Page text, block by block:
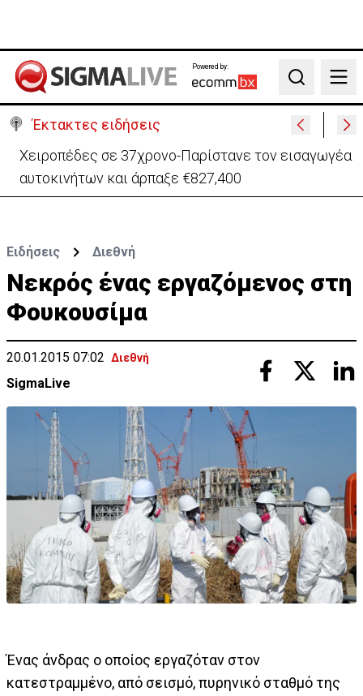
Powered by:
Search
Έκτακτες ειδήσεις
ΠτΔ προς νέα μέλη Κυβέρνησης: Μηδενική πίστωση
χρόνου-Δουλειά 24 ώρες το 24ωρο
Ειδήσεις Διεθνή
Νεκρός ένας εργαζόμενος στη
Φουκουσίμα
20.01.2015 07:02 Διεθνή
SigmaLive
Ένας άνδρας ο οποίος εργαζόταν στον
κατεστραμμένο, από σεισμό, πυρηνικό σταθμό της